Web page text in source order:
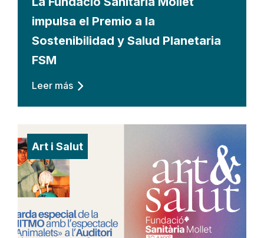
impulsa el Premio a la
Sostenibilidad y Salud Planetaria
FSM
Leer más
Art i Salut